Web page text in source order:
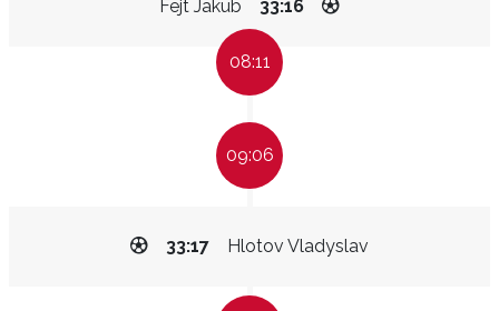
Fejt Jakub 33:16
08:11
09:06
Hlotov Vladyslav
33:17